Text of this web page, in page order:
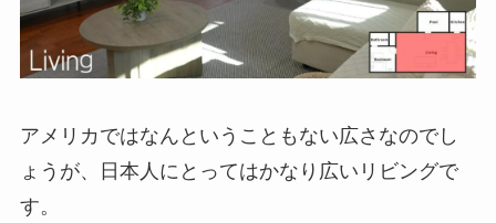
アメリカではなんということもない広さなのでし
ょうが、日本人にとってはかなり広いリビングで
す。